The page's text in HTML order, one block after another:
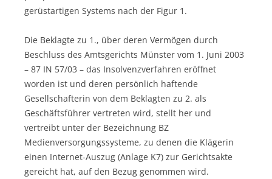
gerüstartigen Systems nach der Figur 1.
Die Beklagte zu 1., über deren Vermögen durch
Beschluss des Amtsgerichts Münster vom 1. Juni 2003
– 87 IN 57/03 – das Insolvenzverfahren eröffnet
worden ist und deren persönlich haftende
Gesellschafterin von dem Beklagten zu 2. als
Geschäftsführer vertreten wird, stellt her und
vertreibt unter der Bezeichnung BZ
Medienversorgungssysteme, zu denen die Klägerin
einen Internet-Auszug (Anlage K7) zur Gerichtsakte
gereicht hat, auf den Bezug genommen wird.